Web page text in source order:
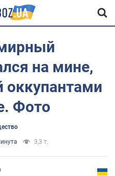
на мине,
оккупантами
Фото
3,3 т.